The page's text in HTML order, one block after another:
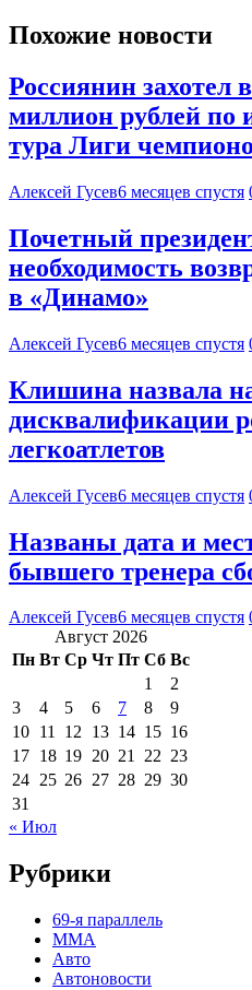
Похожие новости
Россиянин захотел
миллион рублей по
тура Лиги
Алексей Гусев6 месяцев спустя
Почетный
необходимость
в «Динамо»
Алексей Гусев6 месяцев спустя
Клишина назвала
дисквалификации
легкоатлетов
Алексей Гусев6 месяцев спустя
Названы дата и
бывшего тренера
Алексей Гусев6 месяцев спустя
Август 2026
Пн Вт Ср Чт Пт Сб Вс
1
2
3
4 5 6 7 8
9
10 11 12 13 14 15 16
17 18 19 20 21 22 23
24 25 26 27 28 29 30
31
« Июл
Рубрики
69-я параллель
MMA
Авто
Автоновости